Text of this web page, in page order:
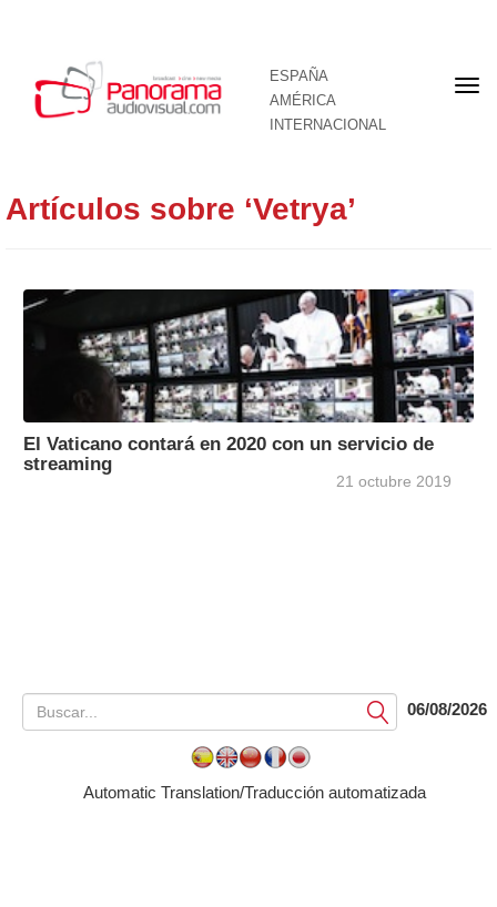
ESPAÑA
AMÉRICA
INTERNACIONAL
Artículos sobre ‘Vetrya’
El Vaticano contará en 2020 con un servicio de
streaming
21 octubre 2019
Submit06/08/2026
Automatic Translation/Traducción automatizada